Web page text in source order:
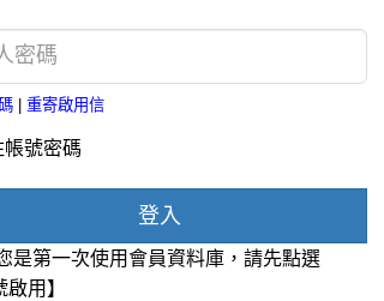
重寄啟用信
帳號密碼
登入
是第一次使用會員資料庫，請先點選
啟用】